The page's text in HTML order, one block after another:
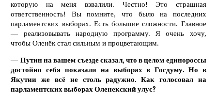
которую на меня взвалили. Честно! Это страшная
ответственность! Вы помните, что было на последних
парламентских выборах. Есть большие сложности. Главное
— реализовывать народную программу. Я очень хочу,
чтобы Оленёк стал сильным и процветающим.
— Путин на вашем съезде сказал, что в целом единороссы
достойно себя показали на выборах в Госдуму. Но в
Якутии же всё не столь радужно. Как голосовал на
парламентских выборах Оленекский улус?